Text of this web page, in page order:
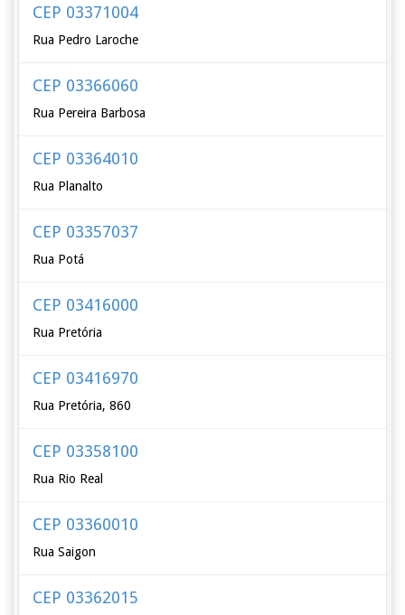
CEP 03371004
Rua Pedro Laroche
CEP 03366060
Rua Pereira Barbosa
CEP 03364010
Rua Planalto
CEP 03357037
Rua Potá
CEP 03416000
Rua Pretória
CEP 03416970
Rua Pretória, 860
CEP 03358100
Rua Rio Real
CEP 03360010
Rua Saigon
CEP 03362015